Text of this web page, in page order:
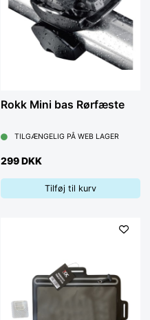
Rokk Mini bas Rørfæste
TILGÆNGELIG PÅ WEB LAGER
299 DKK
Tilføj til kurv